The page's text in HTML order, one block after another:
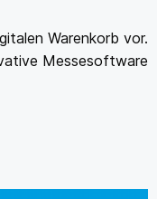
Warenkorb vor.
Messesoftware